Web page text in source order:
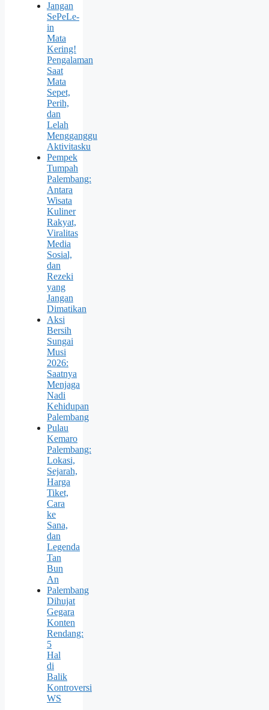
Jangan
SePeLe-
in
Mata
Kering!
Pengalaman
Saat
Mata
Sepet,
Perih,
dan
Lelah
Mengganggu
Aktivitasku
Pempek
Tumpah
Palembang:
Antara
Wisata
Kuliner
Rakyat,
Viralitas
Media
Sosial,
dan
Rezeki
yang
Jangan
Dimatikan
Aksi
Bersih
Sungai
Musi
2026:
Saatnya
Menjaga
Nadi
Kehidupan
Palembang
Pulau
Kemaro
Palembang:
Lokasi,
Sejarah,
Harga
Tiket,
Cara
ke
Sana,
dan
Legenda
Tan
Bun
An
Palembang
Dihujat
Gegara
Konten
Rendang:
5
Hal
di
Balik
Kontroversi
WS